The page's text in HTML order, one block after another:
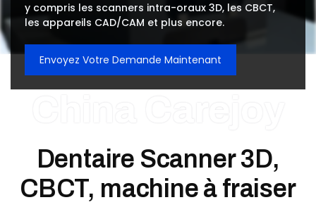
y compris les scanners intra-oraux 3D, les CBCT,
les appareils CAD/CAM et plus encore.
Envoyez Votre Demande Maintenant
Dentaire Scanner 3D,
CBCT, machine à fraiser